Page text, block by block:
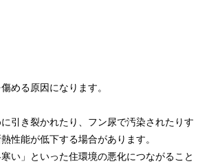
める原因になります。
引き裂かれたり、フン尿で汚染されたりす
性能が低下する場合があります。
い」といった住環境の悪化につながること